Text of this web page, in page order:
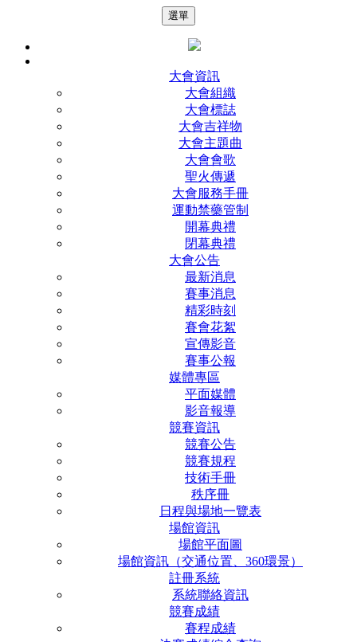
選單
大會資訊
大會組織
大會標誌
大會吉祥物
大會主題曲
大會會歌
聖火傳遞
大會服務手冊
運動禁藥管制
開幕典禮
閉幕典禮
大會公告
最新消息
賽事消息
精彩時刻
賽會花絮
宣傳影音
賽事公報
媒體專區
平面媒體
影音報導
競賽資訊
競賽公告
競賽規程
技術手冊
秩序冊
日程與場地一覽表
場館資訊
場館平面圖
場館資訊（交通位置、360環景）
註冊系統
系統聯絡資訊
競賽成績
賽程成績